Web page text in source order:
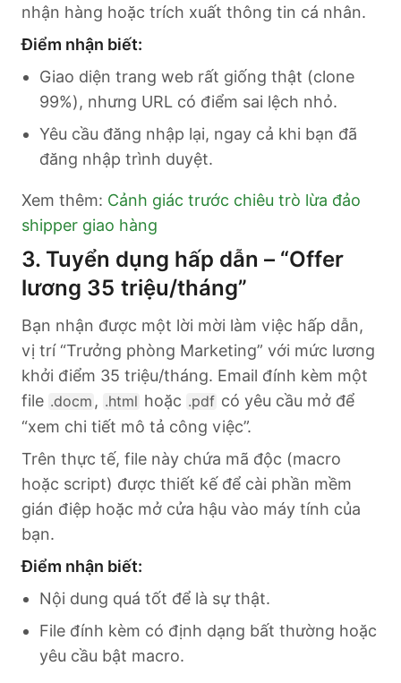
nhận hàng hoặc trích xuất thông tin cá nhân.
Điểm nhận biết:
Giao diện trang web rất giống thật (clone
99%), nhưng URL có điểm sai lệch nhỏ.
Yêu cầu đăng nhập lại, ngay cả khi bạn đã
đăng nhập trình duyệt.
Xem thêm: Cảnh giác trước chiêu trò lừa đảo
shipper giao hàng
3. Tuyển dụng hấp dẫn – “Offer
lương 35 triệu/tháng”
Bạn nhận được một lời mời làm việc hấp dẫn,
vị trí “Trưởng phòng Marketing” với mức lương
khởi điểm 35 triệu/tháng. Email đính kèm một
file .docm , .html hoặc .pdf có yêu cầu mở để
“xem chi tiết mô tả công việc”.
Trên thực tế, file này chứa mã độc (macro
hoặc script) được thiết kế để cài phần mềm
gián điệp hoặc mở cửa hậu vào máy tính của
bạn.
Điểm nhận biết:
Nội dung quá tốt để là sự thật.
File đính kèm có định dạng bất thường hoặc
yêu cầu bật macro.